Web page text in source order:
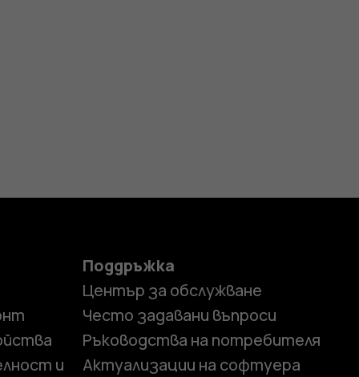
и
Поддръжка
Център за обслужване
Често задавани въпроси
Ръководства на потребителя
Актуализации на софтуера